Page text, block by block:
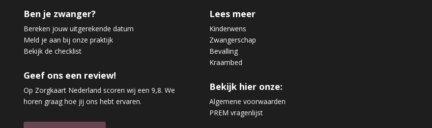
Ben je zwanger?
Bereken jouw uitgerekende datum
Meld je aan bij onze praktijk
Bekijk de checklist
Geef ons een review!
Op Zorgkaart Nederland scoren wij een 9,8. We
horen graag hoe jij ons hebt ervaren.
Lees meer
Kinderwens
Zwangerschap
Bevalling
Kraambed
Bekijk hier onze:
Algemene voorwaarden
PREM vragenlijst